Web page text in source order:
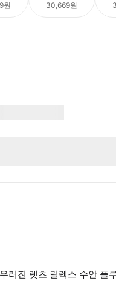
원 30,669원
러진 렛츠 릴렉스 수안 플